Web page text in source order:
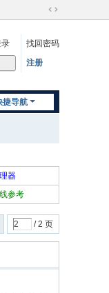
切
到
录
找回密码
注册
捷导航
器
参考
/ 2 页